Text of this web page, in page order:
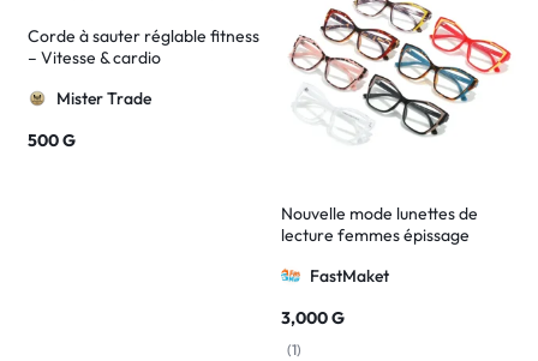
Corde à sauter réglable fitness
– Vitesse & cardio
Mister Trade
500G
Nouvelle mode lunettes de
lecture femmes épissage
FastMaket
3,000G
(1)